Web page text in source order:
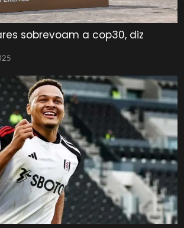
sobrevoam a cop30, diz